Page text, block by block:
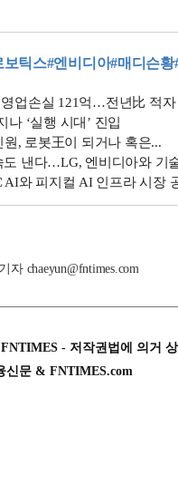
보틱스#엔비디아#매디슨황
업손실 121억…전년比 적자
나 ‘실행 시대’ 진입
, 로봇王이 되거나 혹은...
도 낸다…LG, 엔비디아와 기
AI와 피지컬 AI 인프라 시장
chaeyun@fntimes.com
- 저작권법에 의거
문 & FNTIMES.com